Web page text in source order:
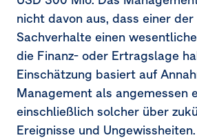
24.
Rückstellungen für Pensionen
Verpflichtungen
25. Rückstellungen für
und sonstige Rückstellungen
26. Verbindlichkeiten
27. Konzern-Cashflow-Rechnung
nicht davon aus, dass einer
Sachverhalte einen
die Finanz- oder Ertragslage
Einschätzung basiert auf
Management als angemessen
einschließlich solcher über
Ereignisse und